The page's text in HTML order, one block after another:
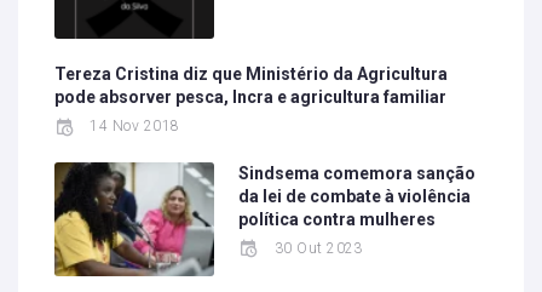
Tereza Cristina diz que Ministério da Agricultura
pode absorver pesca, Incra e agricultura familiar
14 Nov 2018
Sindsema comemora sanção
da lei de combate à violência
política contra mulheres
30 Out 2023